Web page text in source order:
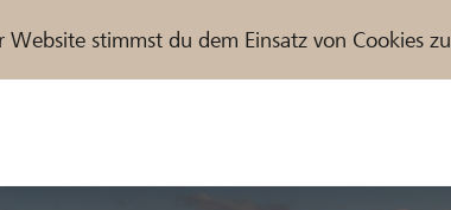
stimmst du dem Einsatz von Cookies